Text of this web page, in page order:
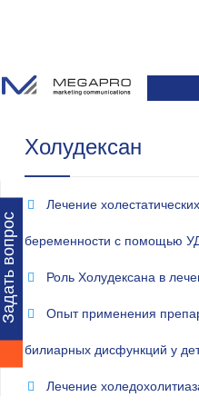
вопрос
ГЛАВНАЯ
О КОМПАНИИ
ПРЕПАРАТЫ
НАУЧНЫЕ ПУБЛИКАЦИИ
Холудексан
Лечение
беременности с помощью
Роль Холудексана в
Опыт применения
билиарных дисфункций у
Лечение